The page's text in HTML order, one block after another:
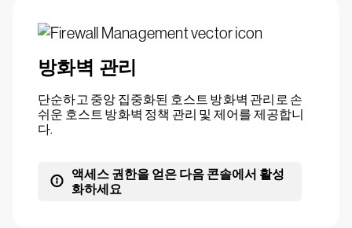
방화벽 관리
단순하고 중앙 집중화된 호스트 방화벽 관리로 손
쉬운 호스트 방화벽 정책 관리 및 제어를 제공합니
다.
액세스 권한을 얻은 다음 콘솔에서 활성
화하세요